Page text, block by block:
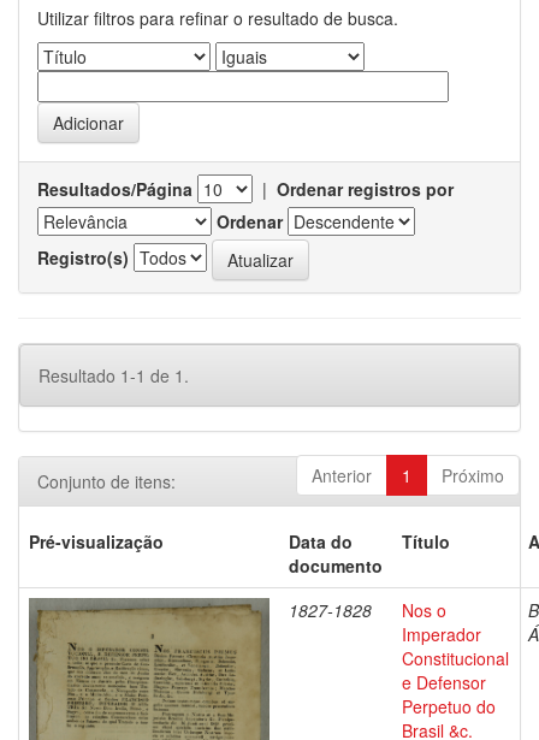
Utilizar filtros para refinar o resultado de busca.
Resultados/Página | Ordenar registros por
Ordenar
Registro(s)
Resultado 1-1 de 1.
Anterior 1 Próximo
Conjunto de itens:
Pré-visualização
Data do
documento
Título
1827-1828
Nos o
Imperador
Constitucional
e Defensor
Perpetuo do
Brasil &c.